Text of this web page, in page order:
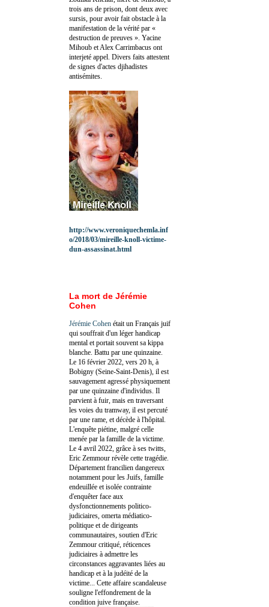
trois ans de prison, dont deux avec
sursis, pour avoir fait obstacle à la
manifestation de la vérité par «
destruction de preuves ». Yacine
Mihoub et Alex Carrimbacus ont
interjeté appel. Divers faits attestent
de signes d'actes djihadistes
antisémites.
http://www.veroniquechemla.inf
o/2018/03/mireille-knoll-victime-
dun-assassinat.html
La mort de Jérémie
Cohen
Jérémie Cohen était un Français juif
qui souffrait d'un léger handicap
mental et portait souvent sa kippa
blanche. Battu par une quinzaine.
Le 16 février 2022, vers 20 h, à
Bobigny (Seine-Saint-Denis), il est
sauvagement agressé physiquement
par une quinzaine d'individus. Il
parvient à fuir, mais en traversant
les voies du tramway, il est percuté
par une rame, et décède à l'hôpital.
L'enquête piétine, malgré celle
menée par la famille de la victime.
Le 4 avril 2022, grâce à ses twitts,
Eric Zemmour révèle cette tragédie.
Département francilien dangereux
notamment pour les Juifs, famille
endeuillée et isolée contrainte
d'enquêter face aux
dysfonctionnements politico-
judiciaires, omerta médiatico-
politique et de dirigeants
communautaires, soutien d'Eric
Zemmour critiqué, réticences
judiciaires à admettre les
circonstances aggravantes liées au
handicap et à la judéité de la
victime... Cette affaire scandaleuse
souligne l'effondrement de la
condition juive française.